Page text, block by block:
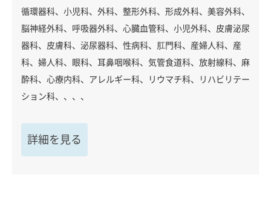
循環器科、小児科、外科、整形外科、形成外科、美容外科、
脳神経外科、呼吸器外科、心臓血管科、小児外科、皮膚泌尿
器科、皮膚科、泌尿器科、性病科、肛門科、産婦人科、産
科、婦人科、眼科、耳鼻咽喉科、気管食道科、放射線科、麻
酔科、心療内科、アレルギー科、リウマチ科、リハビリテー
ション科、、、、
詳細を見る